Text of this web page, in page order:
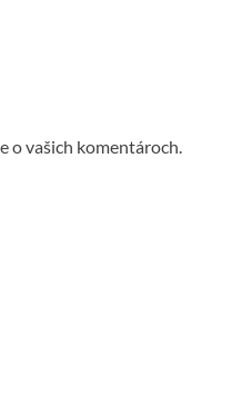
o vašich komentároch.